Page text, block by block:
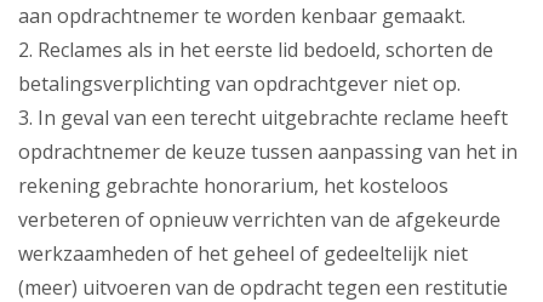
aan opdrachtnemer te worden kenbaar gemaakt.
2. Reclames als in het eerste lid bedoeld, schorten de
betalingsverplichting van opdrachtgever niet op.
3. In geval van een terecht uitgebrachte reclame heeft
opdrachtnemer de keuze tussen aanpassing van het in
rekening gebrachte honorarium, het kosteloos
verbeteren of opnieuw verrichten van de afgekeurde
werkzaamheden of het geheel of gedeeltelijk niet
(meer) uitvoeren van de opdracht tegen een restitutie